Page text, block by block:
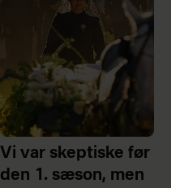
Vi var skeptiske før
den 1. sæson, men